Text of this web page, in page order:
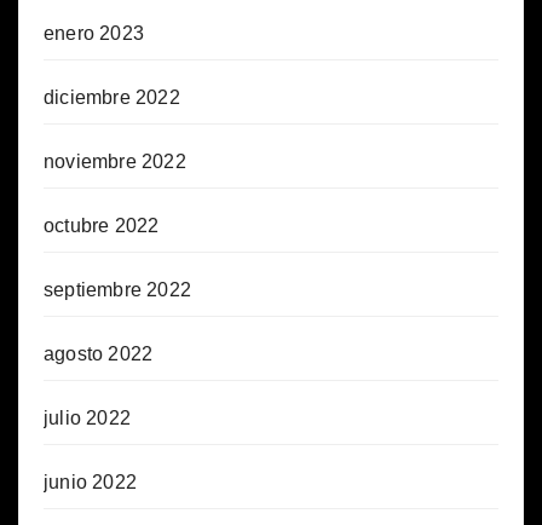
enero 2023
diciembre 2022
noviembre 2022
octubre 2022
septiembre 2022
agosto 2022
julio 2022
junio 2022